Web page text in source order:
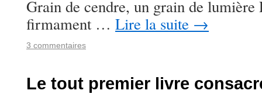
Grain de cendre, un grain de lumière
firmament … Lire la suite →
3 commentaires
Le tout premier livre